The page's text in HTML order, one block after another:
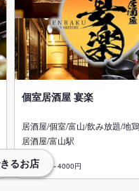
個室居酒屋 宴楽
居酒屋/個室/富山/飲み放題/地
居酒屋/富山駅
3001～4000円
るお店